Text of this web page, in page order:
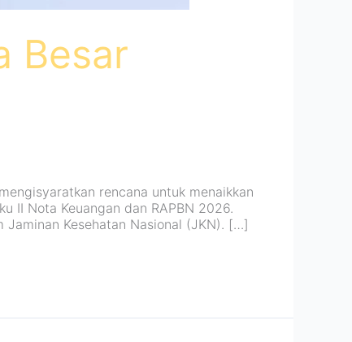
Besar
rencana untuk menaikkan
II Nota Keuangan dan RAPBN 2026.
Jaminan Kesehatan Nasional (JKN). […]